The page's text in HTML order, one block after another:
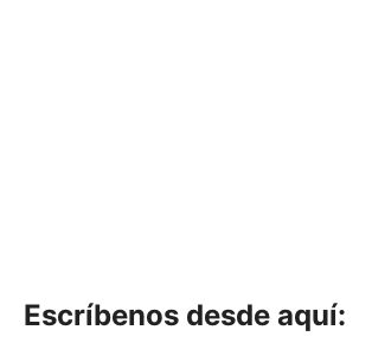
Escríbenos desde aquí: